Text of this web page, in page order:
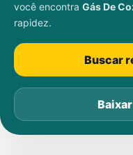
você encontra Gás De
rapidez.
Buscar